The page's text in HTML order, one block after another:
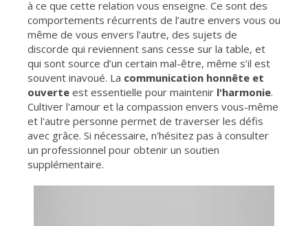
à ce que cette relation vous enseigne. Ce sont des
comportements récurrents de l’autre envers vous ou
même de vous envers l’autre, des sujets de
discorde qui reviennent sans cesse sur la table, et
qui sont source d’un certain mal-être, même s’il est
souvent inavoué. La communication honnête et
ouverte est essentielle pour maintenir l'harmonie.
Cultiver l'amour et la compassion envers vous-même
et l'autre personne permet de traverser les défis
avec grâce. Si nécessaire, n'hésitez pas à consulter
un professionnel pour obtenir un soutien
supplémentaire.